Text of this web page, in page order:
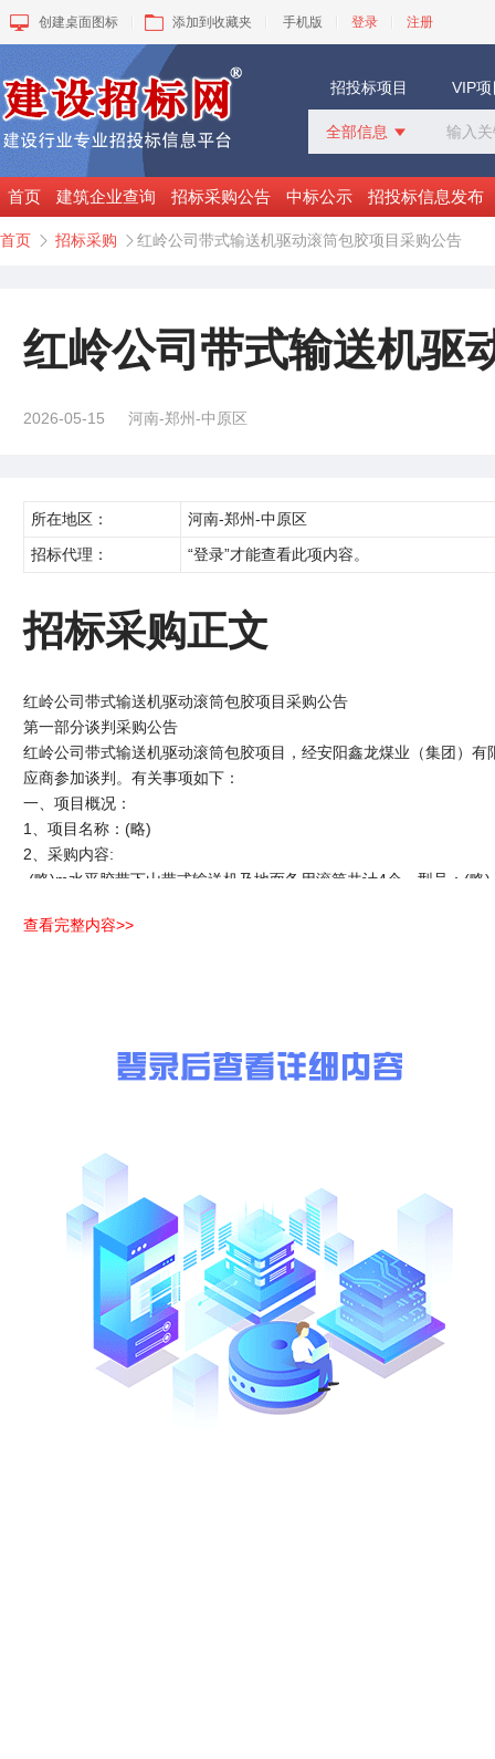
创建桌面图标 添加到收藏夹 手机版 登录 注册
招投标项目 VIP
全部信息 
招标采购
中标公示
变更公告
询价采购
谈判采购
首页 建筑企业查询 招标采购公告 中标公示 招投标信息发布
首页  招标采购  红岭公司带式输送机驱动滚筒包胶项目采购公告
红岭公司带式输送机驱
2026-05-15 河南-郑州-中原区
所在地区：
河南-郑州-中原区
招标代理：
“登录”才能查看此项内容。
招标采购正文
红岭公司带式输送机驱动滚筒包胶项目采购公告
第一部分谈判采购公告
红岭公司带式输送机驱动滚筒包胶项目，经安阳鑫龙煤业（集团）
应商参加谈判。有关事项如下：
一、项目概况：
1、项目名称：(略)
2、采购内容:
-(略)m水平胶带下山带式输送机及地面备用滚筒共计4个，型号：(略)
4、工期：(略)
9、采购方式：(略)
二、供应商资质要求
3、投标人没有在“信用中国”网站（www.creditchina.gov.cn）中被
4、投标方需在平台资质审查环节中提供缴纳投标保证金的证明材料
注：(略)
三、报名、报价、保证金、工本费
1、发布公告的媒介
本次采购采取谈判采购方式，在“中原云商电子招标平台”（http：(略)
2、报名方式：(略)
3、开始时间（报名/报价）：(略)
4、现场勘察时间：(略)
5、谈判时间及地点：(略)
查看完整内容>>